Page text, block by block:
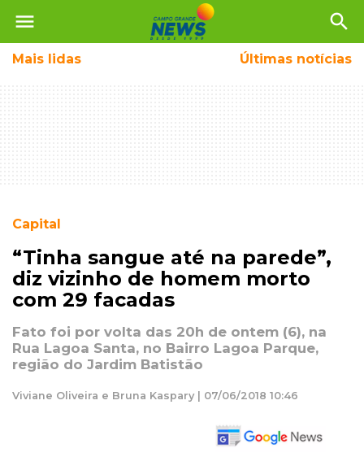
menu search
Mais lidas Últimas notícias
Capital
“Tinha sangue até na parede”,
diz vizinho de homem morto
com 29 facadas
Fato foi por volta das 20h de ontem (6), na
Rua Lagoa Santa, no Bairro Lagoa Parque,
região do Jardim Batistão
Viviane Oliveira e Bruna Kaspary | 07/06/2018 10:46